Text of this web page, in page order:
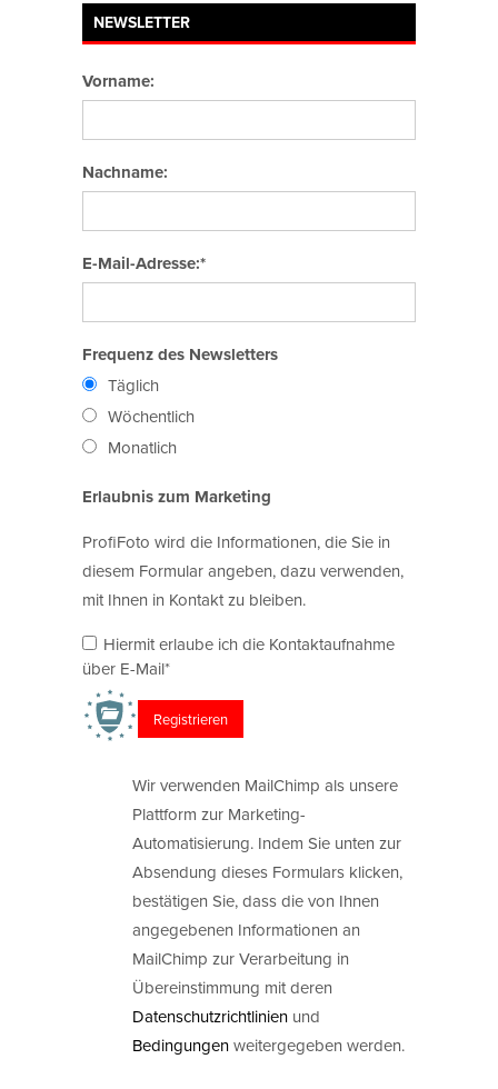
NEWSLETTER
Vorname:
Nachname:
E-Mail-Adresse:*
Frequenz des Newsletters
Täglich
Wöchentlich
Monatlich
Erlaubnis zum Marketing
ProfiFoto wird die Informationen, die Sie in
diesem Formular angeben, dazu verwenden,
mit Ihnen in Kontakt zu bleiben.
Hiermit erlaube ich die Kontaktaufnahme
über E-Mail*
Wir verwenden MailChimp als unsere
Plattform zur Marketing-
Automatisierung. Indem Sie unten zur
Absendung dieses Formulars klicken,
bestätigen Sie, dass die von Ihnen
angegebenen Informationen an
MailChimp zur Verarbeitung in
Übereinstimmung mit deren
Datenschutzrichtlinien und
Bedingungenweitergegeben werden.